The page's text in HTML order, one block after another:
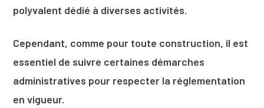
polyvalent dédié à diverses activités.
Cependant, comme pour toute construction, il est
essentiel de suivre certaines démarches
administratives pour respecter la réglementation
en vigueur.